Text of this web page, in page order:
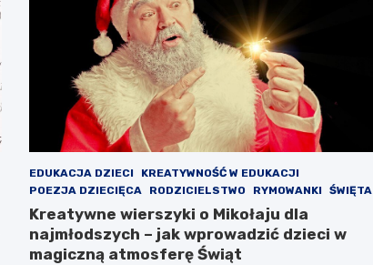
EDUKACJA DZIECI
KREATYWNOŚĆ W EDUKACJI
POEZJA DZIECIĘCA
RODZICIELSTWO RYMOWANKI ŚWIĘTA
Kreatywne wierszyki o Mikołaju dla
najmłodszych – jak wprowadzić dzieci w
magiczną atmosferę Świąt